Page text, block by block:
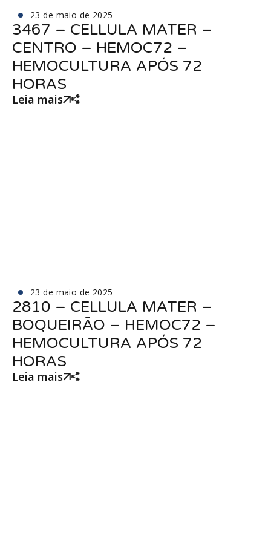
23 de maio de 2025
3467 – CELLULA MATER –
CENTRO – HEMOC72 –
HEMOCULTURA APÓS 72
HORAS
Leia mais
23 de maio de 2025
2810 – CELLULA MATER –
BOQUEIRÃO – HEMOC72 –
HEMOCULTURA APÓS 72
HORAS
Leia mais